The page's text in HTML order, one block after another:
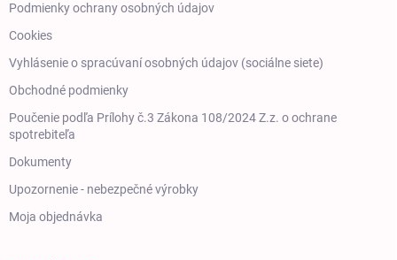
Podmienky ochrany osobných údajov
Cookies
Vyhlásenie o spracúvaní osobných údajov (sociálne siete)
Obchodné podmienky
Poučenie podľa Prílohy č.3 Zákona 108/2024 Z.z. o ochrane
spotrebiteľa
Dokumenty
Upozornenie - nebezpečné výrobky
Moja objednávka